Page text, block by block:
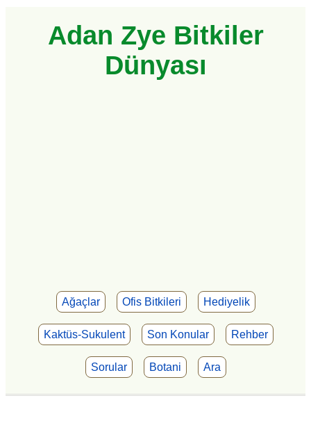
Adan Zye Bitkiler
Dünyası
Ağaçlar Ofis Bitkileri Hediyelik
Kaktüs-Sukulent Son Konular Rehber
Sorular Botani Ara